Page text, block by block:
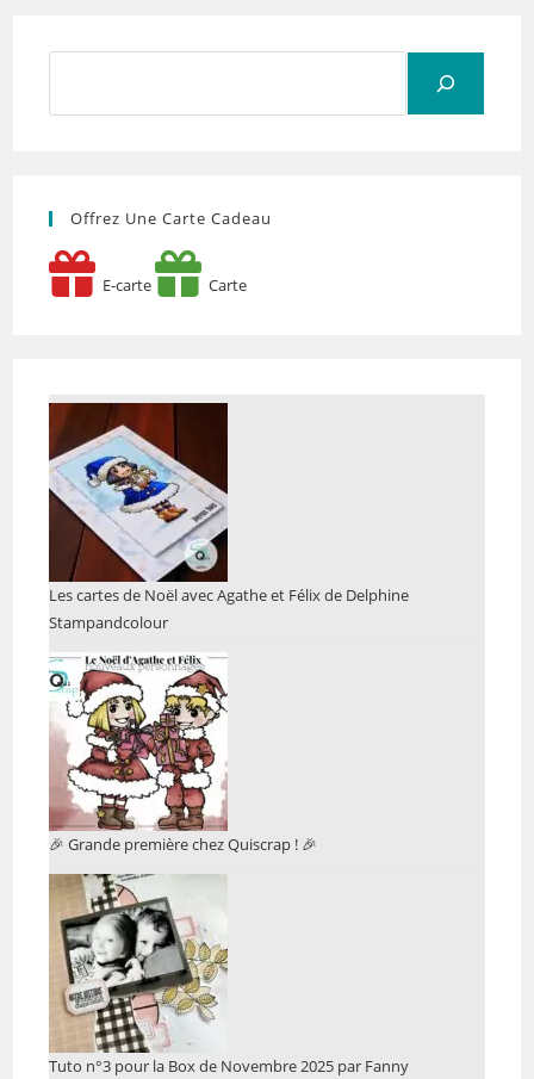
Offrez Une Carte Cadeau
E-carte Carte
Les cartes de Noël avec Agathe et Félix de Delphine
Stampandcolour
🎉 Grande première chez Quiscrap ! 🎉
Tuto n°3 pour la Box de Novembre 2025 par Fanny